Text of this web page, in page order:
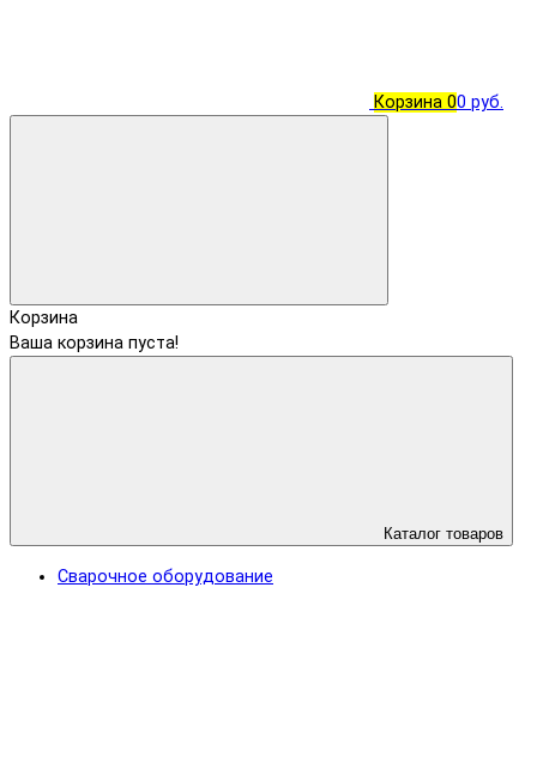
Корзина 00 руб.
Корзина
Ваша корзина пуста!
Каталог товаров
Сварочное оборудование